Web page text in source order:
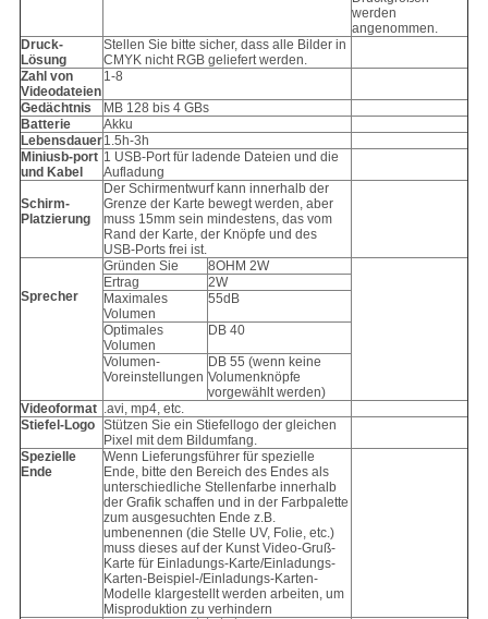
werden
angenommen.
Druck-
Lösung
Stellen Sie bitte sicher, dass alle Bilder in
CMYK nicht RGB geliefert werden.
Zahl von
Videodateien
1-8
Gedächtnis
MB 128 bis 4 GBs
Batterie
Akku
Lebensdauer1.5h-3h
Miniusb-port
und Kabel
1 USB-Port für ladende Dateien und die
Aufladung
Schirm-
Platzierung
Der Schirmentwurf kann innerhalb der
Grenze der Karte bewegt werden, aber
muss 15mm sein mindestens, das vom
Rand der Karte, der Knöpfe und des
USB-Ports frei ist.
Sprecher
Gründen Sie
8OHM 2W
Ertrag
2W
Maximales
Volumen
55dB
Optimales
Volumen
DB 40
Volumen-
Voreinstellungen
DB 55 (wenn keine
Volumenknöpfe
vorgewählt werden)
Videoformat .avi, mp4, etc.
Stiefel-Logo Stützen Sie ein Stiefellogo der gleichen
Pixel mit dem Bildumfang.
Spezielle
Ende
Wenn Lieferungsführer für spezielle
Ende, bitte den Bereich des Endes als
unterschiedliche Stellenfarbe innerhalb
der Grafik schaffen und in der Farbpalette
zum ausgesuchten Ende z.B.
umbenennen (die Stelle UV, Folie, etc.)
muss dieses auf der Kunst Video-Gruß-
Karte für Einladungs-Karte/Einladungs-
Karten-Beispiel-/Einladungs-Karten-
Modelle klargestellt werden arbeiten, um
Misproduktion zu verhindern